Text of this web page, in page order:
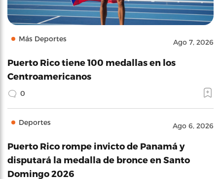
Más Deportes Ago 7, 2026
Puerto Rico tiene 100 medallas en los
Centroamericanos
0
Deportes Ago 6, 2026
Puerto Rico rompe invicto de Panamá y
disputará la medalla de bronce en Santo
Domingo 2026